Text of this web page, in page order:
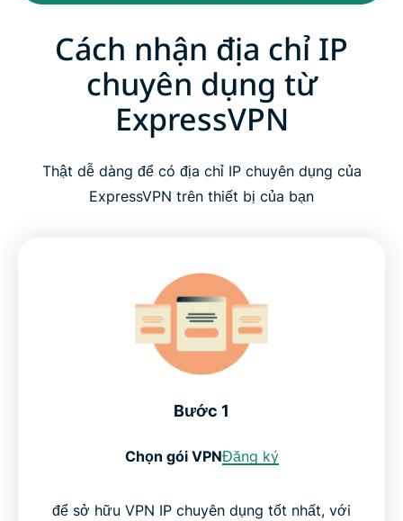
Cách nhận địa chỉ IP
chuyên dụng từ
ExpressVPN
Thật dễ dàng để có địa chỉ IP chuyên dụng của
ExpressVPN trên thiết bị của bạn
Bước 1
Chọn gói VPNĐăng ký
để sở hữu VPN IP chuyên dụng tốt nhất, với